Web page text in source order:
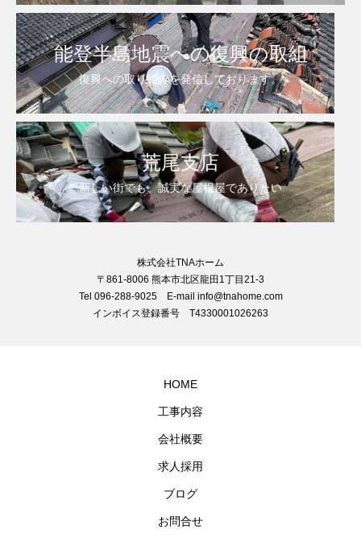
能登半島地震への復興の取組
復興への取り組みを発信しております。
荒尾支店
新しい街でも、誠実な屋根屋でありたい
株式会社TNAホーム
〒861-8006 熊本市北区龍田1丁目21-3
Tel 096-288-9025 E-mail info@tnahome.com
インボイス登録番号 T4330001026263
HOME
工事内容
会社概要
求人採用
ブログ
お問合せ